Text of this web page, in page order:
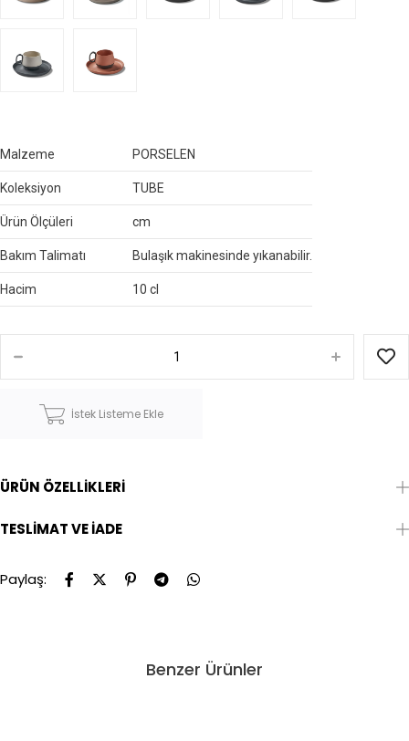
Malzeme PORSELEN
Koleksiyon TUBE
Ürün Ölçüleri cm
Bakım Talimatı Bulaşık makinesinde yıkanabilir.
Hacim 10 cl
İstek Listeme Ekle
ÜRÜN ÖZELLIKLERI
TESLIMAT VE İADE
Paylaş:
Benzer Ürünler